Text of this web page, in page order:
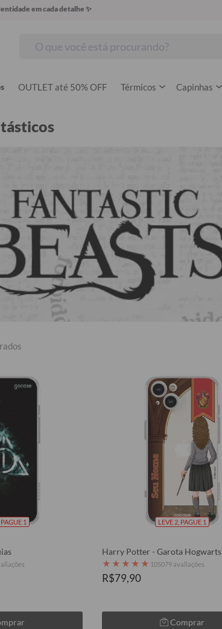
em cada detalhe ✨
OUTLET até 50% OFF Térmicos Capinhas
1 LEVE 2, PAGUE 1
Harry Potter - Garota Hogwarts
★ ★ ★ ★ ★ 105079 avaliações
R$79,90
Comprar